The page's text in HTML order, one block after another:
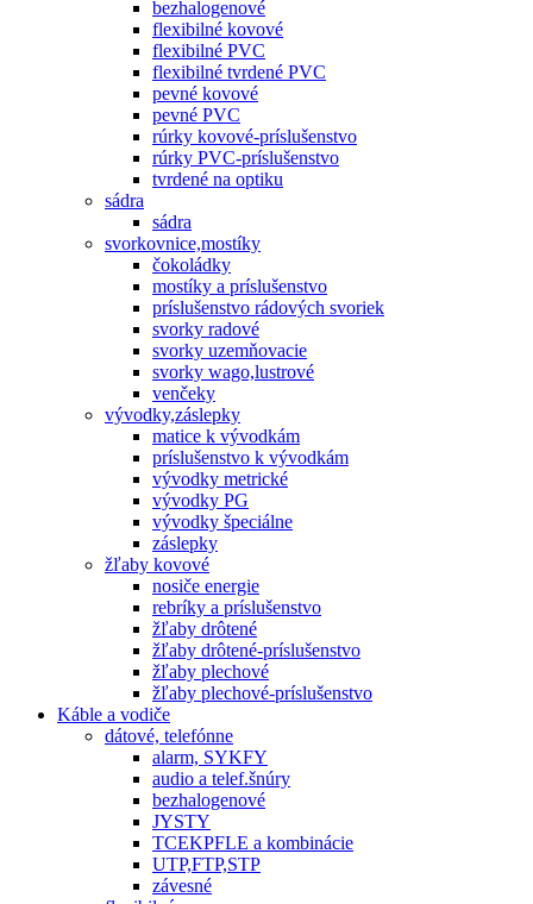
bezhalogenové
flexibilné kovové
flexibilné PVC
flexibilné tvrdené PVC
pevné kovové
pevné PVC
rúrky kovové-príslušenstvo
rúrky PVC-príslušenstvo
tvrdené na optiku
sádra
sádra
svorkovnice,mostíky
čokoládky
mostíky a príslušenstvo
príslušenstvo rádových svoriek
svorky radové
svorky uzemňovacie
svorky wago,lustrové
venčeky
vývodky,záslepky
matice k vývodkám
príslušenstvo k vývodkám
vývodky metrické
vývodky PG
vývodky špeciálne
záslepky
žľaby kovové
nosiče energie
rebríky a príslušenstvo
žľaby drôtené
žľaby drôtené-príslušenstvo
žľaby plechové
žľaby plechové-príslušenstvo
Káble a vodiče
dátové, telefónne
alarm, SYKFY
audio a telef.šnúry
bezhalogenové
JYSTY
TCEKPFLE a kombinácie
UTP,FTP,STP
závesné